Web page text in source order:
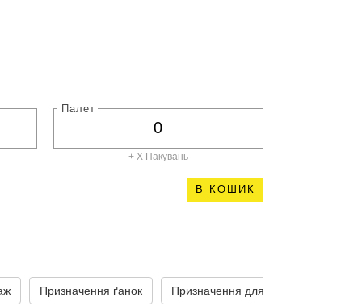
Палет
+ X Пакувань
В КОШИК
Призначення ґанок Призначення для сходинок